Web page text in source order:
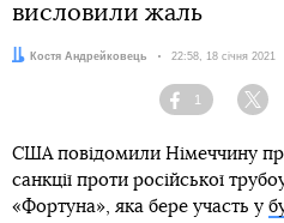
висловили жаль
Автор:Костя Андрейковець Дата:
22:58, 18 січня 2021
Facebook
1
США повідомили Німеччину
санкції проти російської
«Фортуна», яка бере участь у